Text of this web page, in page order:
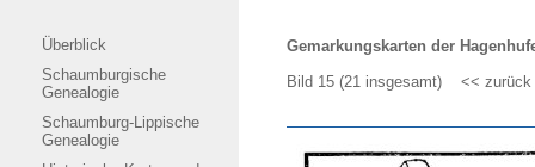
Überblick
Schaumburgische
Genealogie
Schaumburg-Lippische
Genealogie
Gemarkungskarten der
Bild 15 (21 insgesamt) << zurück